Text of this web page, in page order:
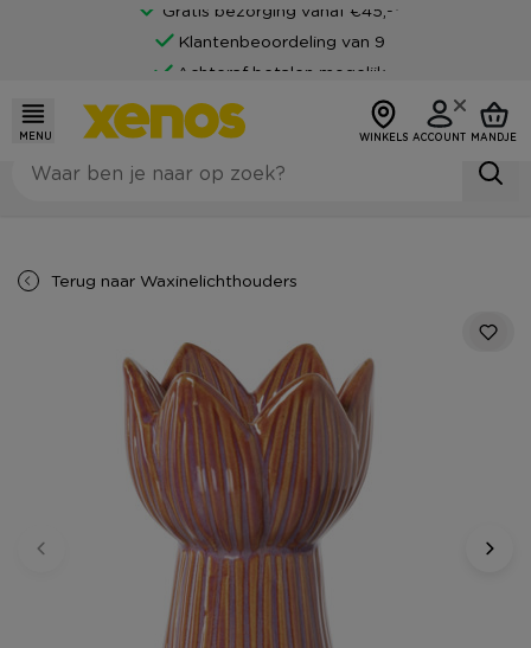
Gratis bezorging vanaf €45,-*
Klantenbeoordeling van 9
Achteraf betalen mogelijk
MENU WINKELS ACCOUNT MANDJE
Terug naar Waxinelichthouders